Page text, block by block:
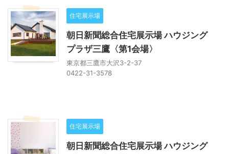
住宅展示場
朝日新聞総合住宅展示場 ハウジング
プラザ三鷹〈第1会場〉
東京都三鷹市大沢3-2-37
0422-31-3578
住宅展示場
朝日新聞総合住宅展示場 ハウジング